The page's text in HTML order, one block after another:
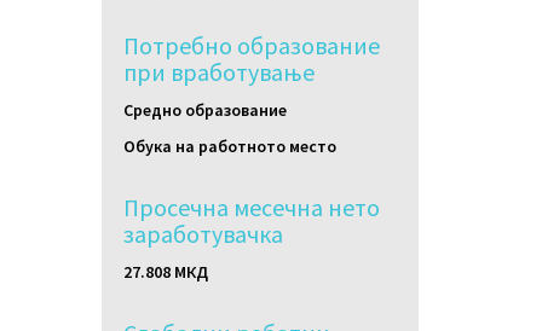
Потребно образование
при вработување
Средно образование
Обука на работното место
Просечна месечна нето
заработувачка
27.808 МКД